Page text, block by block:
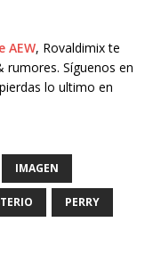
AEW, Rovaldimix te
Síguenos en
lo ultimo en
IMAGEN
PERRY